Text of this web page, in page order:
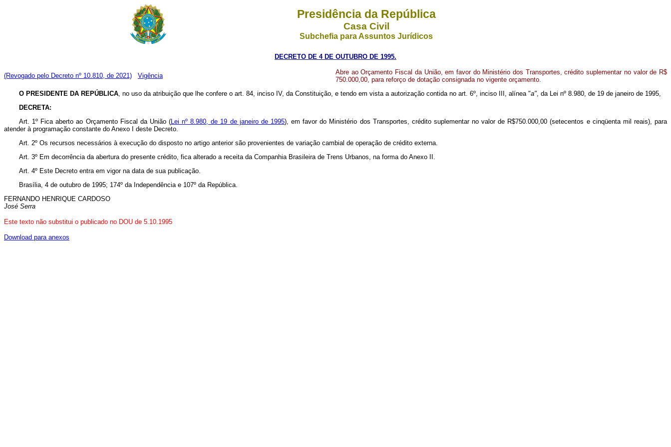
Presidência da República
Casa Civil
Subchefia para Assuntos Jurídicos
DECRETO DE 4 DE OUTUBRO DE 1995.
(Revogado pelo Decreto nº 10.810, de 2021) Vigência
Abre ao Orçamento Fiscal da União, em favor do Ministério dos Transportes, crédito suplementar no valor de R$
750.000,00, para reforço de dotação consignada no vigente orçamento.
O PRESIDENTE DA REPÚBLICA, no uso da atribuição que lhe confere o art. 84, inciso IV, da Constituição, e tendo em vista a autorização contida no art. 6º, inciso III, alínea "a", da Lei nº 8.980, de 19 de janeiro de 1995,
DECRETA:
Art. 1º Fica aberto ao Orçamento Fiscal da União (Lei nº 8.980, de 19 de janeiro de 1995), em favor do Ministério dos Transportes, crédito suplementar no valor de R$750.000,00 (setecentos e cinqüenta mil reais), para
atender à programação constante do Anexo I deste Decreto.
Art. 2º Os recursos necessários à execução do disposto no artigo anterior são provenientes de variação cambial de operação de crédito externa.
Art. 3º Em decorrência da abertura do presente crédito, fica alterado a receita da Companhia Brasileira de Trens Urbanos, na forma do Anexo II.
Art. 4º Este Decreto entra em vigor na data de sua publicação.
Brasília, 4 de outubro de 1995; 174º da Independência e 107º da República.
FERNANDO HENRIQUE CARDOSO
José Serra
Este texto não substitui o publicado no DOU de 5.10.1995
Download para anexos